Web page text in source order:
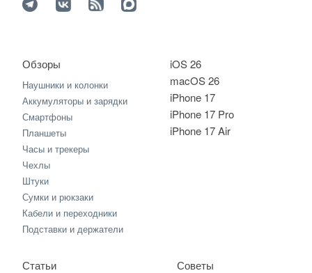
iOS 26
macOS 26
iPhone 17
iPhone 17 Pro
iPhone 17 Air
Обзоры
Наушники и колонки
Аккумуляторы и зарядки
Смартфоны
Планшеты
Часы и трекеры
Чехлы
Штуки
Сумки и рюкзаки
Кабели и переходники
Подставки и держатели
Статьи
Советы